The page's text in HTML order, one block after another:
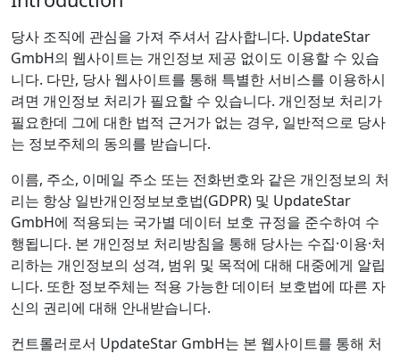
당사 조직에 관심을 가져 주셔서 감사합니다. UpdateStar
GmbH의 웹사이트는 개인정보 제공 없이도 이용할 수 있습
니다. 다만, 당사 웹사이트를 통해 특별한 서비스를 이용하시
려면 개인정보 처리가 필요할 수 있습니다. 개인정보 처리가
필요한데 그에 대한 법적 근거가 없는 경우, 일반적으로 당사
는 정보주체의 동의를 받습니다.
이름, 주소, 이메일 주소 또는 전화번호와 같은 개인정보의 처
리는 항상 일반개인정보보호법(GDPR) 및 UpdateStar
GmbH에 적용되는 국가별 데이터 보호 규정을 준수하여 수
행됩니다. 본 개인정보 처리방침을 통해 당사는 수집·이용·처
리하는 개인정보의 성격, 범위 및 목적에 대해 대중에게 알립
니다. 또한 정보주체는 적용 가능한 데이터 보호법에 따른 자
신의 권리에 대해 안내받습니다.
컨트롤러로서 UpdateStar GmbH는 본 웹사이트를 통해 처